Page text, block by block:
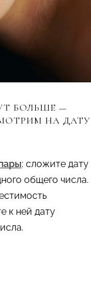
БОЛЬШЕ —
НА ДАТУ
: сложите дату
общего числа.
к ней дату